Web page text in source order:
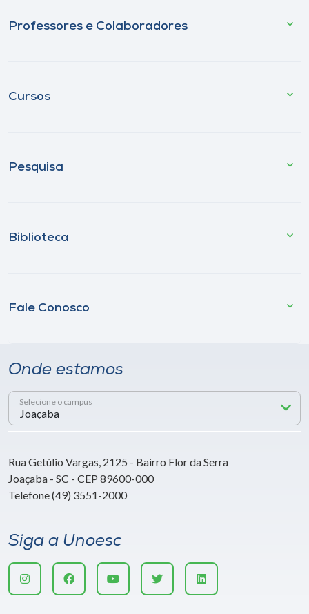
Professores e Colaboradores
Cursos
Pesquisa
Biblioteca
Fale Conosco
Onde estamos
Selecione o campus
Rua Getúlio Vargas, 2125 - Bairro Flor da Serra
Joaçaba - SC - CEP 89600-000
Telefone (49) 3551-2000
Siga a Unoesc